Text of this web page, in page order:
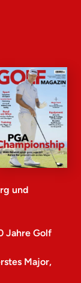
und
Jahre Golf
Major,